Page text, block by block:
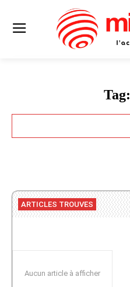
Tag:
ARTICLES TROUVES
Aucun article à afficher